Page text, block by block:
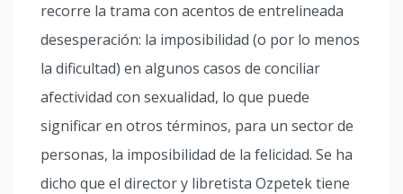
recorre la trama con acentos de entrelineada
desesperación: la imposibilidad (o por lo menos
la dificultad) en algunos casos de conciliar
afectividad con sexualidad, lo que puede
significar en otros términos, para un sector de
personas, la imposibilidad de la felicidad. Se ha
dicho que el director y libretista Ozpetek tiene